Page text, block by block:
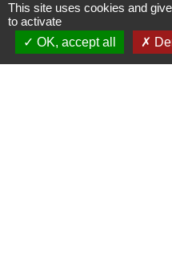
This site uses cookies and
to activate
OK, accept all